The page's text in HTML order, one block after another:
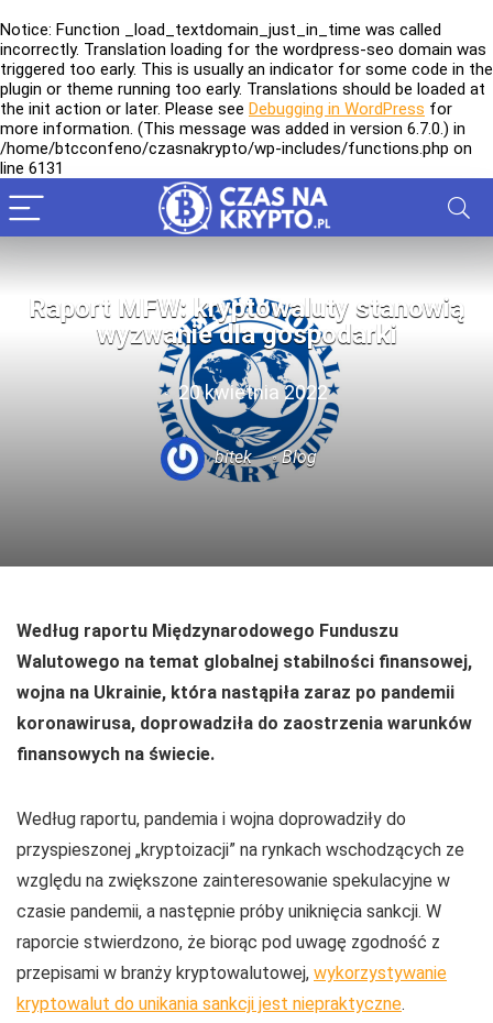
Notice: Function _load_textdomain_just_in_time was called
incorrectly. Translation loading for the wordpress-seo domain was
triggered too early. This is usually an indicator for some code in the
plugin or theme running too early. Translations should be loaded at
the init action or later. Please see Debugging in WordPress for
more information. (This message was added in version 6.7.0.) in
/home/btcconfeno/czasnakrypto/wp-includes/functions.php on
line 6131
Raport MFW: kryptowaluty stanowią
wyzwanie dla gospodarki
20 kwietnia 2022
bitek Blog
Według raportu Międzynarodowego Funduszu
Walutowego na temat globalnej stabilności finansowej,
wojna na Ukrainie, która nastąpiła zaraz po pandemii
koronawirusa, doprowadziła do zaostrzenia warunków
finansowych na świecie.
Według raportu, pandemia i wojna doprowadziły do
przyspieszonej „kryptoizacji” na rynkach wschodzących ze
względu na zwiększone zainteresowanie spekulacyjne w
czasie pandemii, a następnie próby uniknięcia sankcji. W
raporcie stwierdzono, że biorąc pod uwagę zgodność z
przepisami w branży kryptowalutowej, wykorzystywanie
kryptowalut do unikania sankcji jest niepraktyczne.